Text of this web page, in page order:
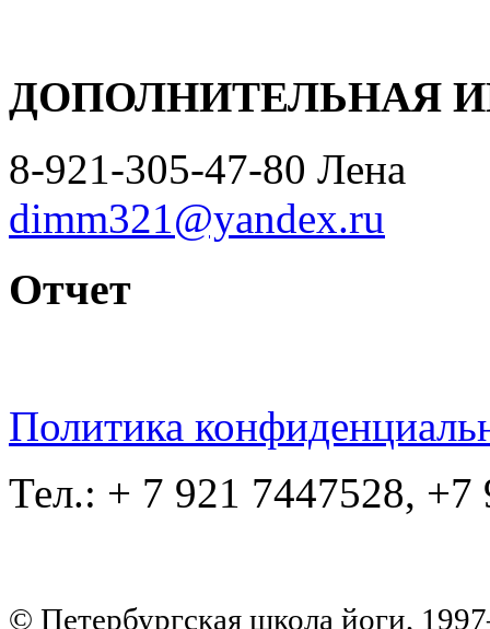
ДОПОЛНИТЕЛЬНАЯ
8-921-305-47-80 Лена
dimm321@yandex.ru
Отчет
Политика
Тел.: + 7 921 7447528, +7
© Петербургская школа йоги,